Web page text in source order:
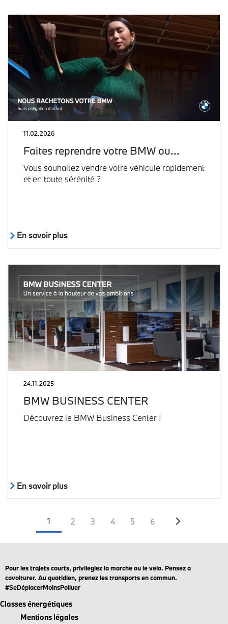
11.02.2026
Faites reprendre votre BMW ou…
Vous souhaitez vendre votre véhicule rapidement
et en toute sérénité ?
En savoir plus
24.11.2025
BMW BUSINESS CENTER
Découvrez le BMW Business Center !
En savoir plus
Page
courante
1 Page
2 Page
3 Page
4 Page
5 Page
6
Pour les trajets courts, privilégiez la marche ou le vélo. Pensez à
covoiturer. Au quotidien, prenez les transports en commun.
#SeDéplacerMoinsPolluer
Classes énergétiques
Mentions légales